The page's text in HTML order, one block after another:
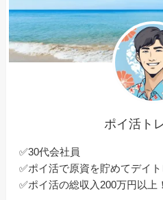
ポイ活ト
✅30代会社員
✅ポイ活で原資を貯めてデイ
✅ポイ活の総収入200万円以上！